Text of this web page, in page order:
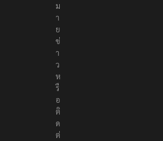
ม
า
ย
ข่
า
ว
ห
รื
อ
ติ
ด
ต่